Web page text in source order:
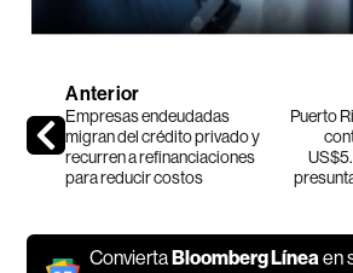
Anterior
Empresas endeudadas
migran del crédito privado y
recurren a refinanciaciones
para reducir costos
Puerto
ConviertaBloomberg Línea en